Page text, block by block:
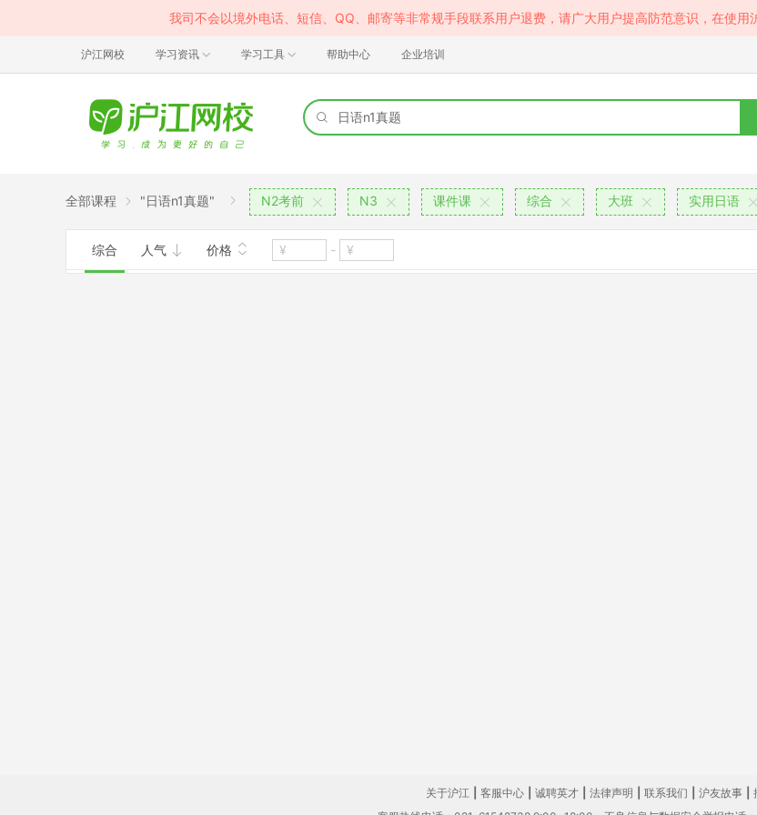
我司不会以境外电话、短信、QQ、邮寄等非常规手段联系用户退费，请广大用户提高防范意识，在使用
沪江网校 学习资讯 学习工具 帮助中心 企业培训
全部课程 "日语n1真题" N2考前 N3 课件课 综合 大班 实用日语
综合 人气 价格 -
关于沪江 客服中心 诚聘英才 法律声明 联系我们 沪友故事